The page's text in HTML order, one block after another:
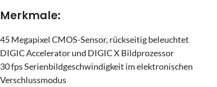
Merkmale:
45 Megapixel CMOS-Sensor, rückseitig beleuchtet
DIGIC Accelerator und DIGIC X Bildprozessor
30 fps Serienbildgeschwindigkeit im elektronischen
Verschlussmodus